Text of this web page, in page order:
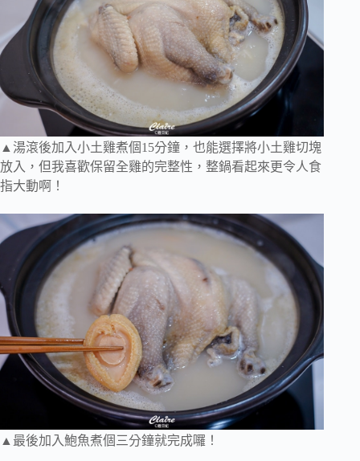
▲湯滾後加入小土雞煮個15分鐘，也能選擇將小土雞切塊
放入，但我喜歡保留全雞的完整性，整鍋看起來更令人食
指大動啊！
▲最後加入鮑魚煮個三分鐘就完成囉！